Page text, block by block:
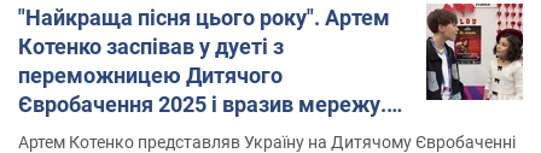
"Найкраща пісня цього року". Артем
Котенко заспівав у дуеті з
переможницею Дитячого
Євробачення 2025 і вразив мережу.
Відео
Артем Котенко представляв Україну на Дитячому Євробаченні